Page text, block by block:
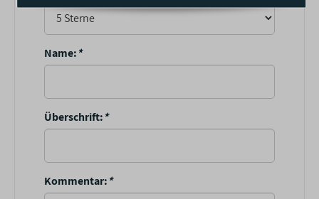
Name:*
Überschrift:*
Kommentar:*